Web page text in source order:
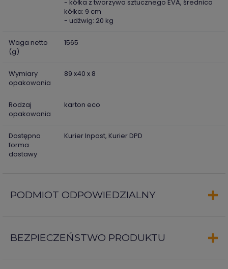
- kółka z tworzywa sztucznego EVA, średnica
kółka: 9 cm
- udźwig: 20 kg
Waga netto
(g)
1565
Wymiary
opakowania
89 x40 x 8
Rodzaj
opakowania
karton eco
Dostępna
forma
dostawy
Kurier Inpost, Kurier DPD
PODMIOT ODPOWIEDZIALNY
BEZPIECZEŃSTWO PRODUKTU